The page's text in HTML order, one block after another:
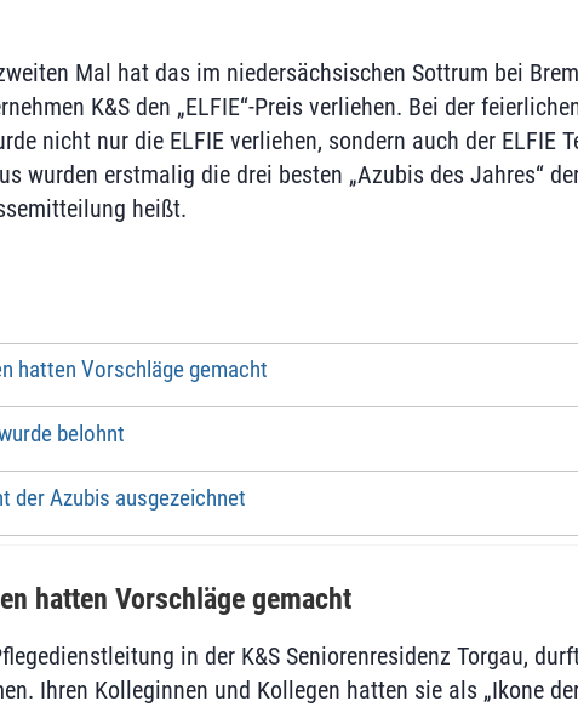
Mal hat das im niedersächsischen Sottrum bei
K&S den „ELFIE“-Preis verliehen. Bei der
nicht nur die ELFIE verliehen, sondern auch der ELFIE
wurden erstmalig die drei besten „Azubis des Jahres“
heißt.
hatten Vorschläge gemacht
belohnt
der Azubis ausgezeichnet
hatten Vorschläge gemacht
in der K&S Seniorenresidenz Torgau,
Ihren Kolleginnen und Kollegen hatten sie als „Ikone